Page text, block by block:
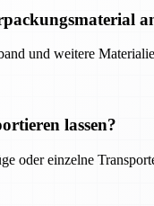
und weitere
lassen?
oder einzelne